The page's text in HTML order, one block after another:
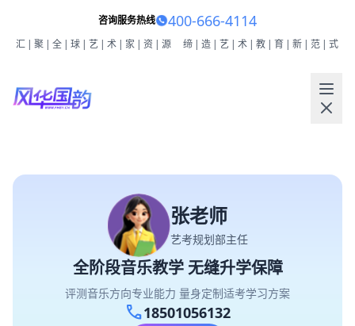
咨询服务热线 400-666-4114
汇|聚|全|球|艺|术|家|资|源 缔|造|艺|术|教|育|新|范|式
张老师
艺考规划部主任
全阶段音乐教学 无缝升学保障
评测音乐方向专业能力 量身定制适考学习方案
call18501056132